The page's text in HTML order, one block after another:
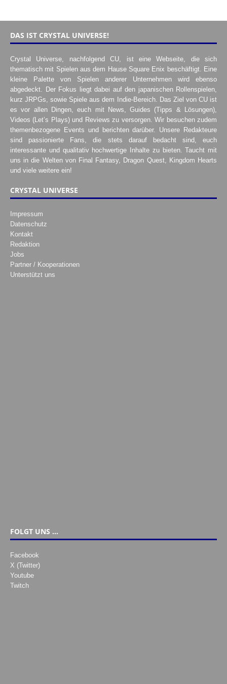
DAS IST CRYSTAL UNIVERSE!
Crystal Universe, nachfolgend CU, ist eine Webseite, die sich
thematisch mit Spielen aus dem Hause Square Enix beschäftigt. Eine
kleine Palette von Spielen anderer Unternehmen wird ebenso
abgedeckt. Der Fokus liegt dabei auf den japanischen Rollenspielen,
kurz JRPGs, sowie Spiele aus dem Indie-Bereich. Das Ziel von CU ist
es vor allen Dingen, euch mit News, Guides (Tipps & Lösungen),
Videos (Let’s Plays) und Reviews zu versorgen. Wir besuchen zudem
themenbezogene Events und berichten darüber. Unsere Redakteure
sind passionierte Fans, die stets darauf bedacht sind, euch
interessante und qualitativ hochwertige Inhalte zu bieten. Taucht mit
uns in die Welten von Final Fantasy, Dragon Quest, Kingdom Hearts
und viele weitere ein!
CRYSTAL UNIVERSE
Impressum
Datenschutz
Kontakt
Redaktion
Jobs
Partner / Kooperationen
Unterstützt uns
FOLGT UNS …
Facebook
X (Twitter)
Youtube
Twitch